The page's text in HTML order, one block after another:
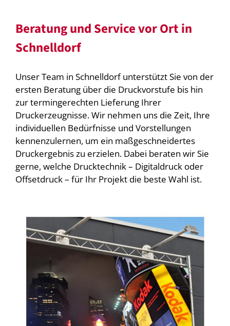
Beratung und Service vor Ort in
Schnelldorf
Unser Team in Schnelldorf unterstützt Sie von der
ersten Beratung über die Druckvorstufe bis hin
zur termingerechten Lieferung Ihrer
Druckerzeugnisse. Wir nehmen uns die Zeit, Ihre
individuellen Bedürfnisse und Vorstellungen
kennenzulernen, um ein maßgeschneidertes
Druckergebnis zu erzielen. Dabei beraten wir Sie
gerne, welche Drucktechnik – Digitaldruck oder
Offsetdruck – für Ihr Projekt die beste Wahl ist.